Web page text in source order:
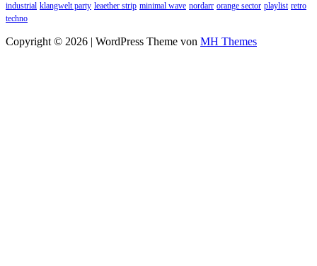
industrial klangwelt party leaether strip minimal wave nordarr orange sector playlist retro
techno
Copyright © 2026 | WordPress Theme von MH Themes